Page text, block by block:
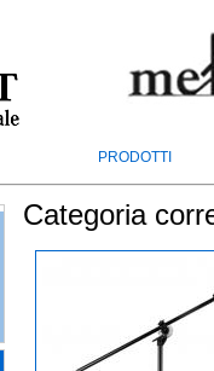
PRODOTTI
Categoria